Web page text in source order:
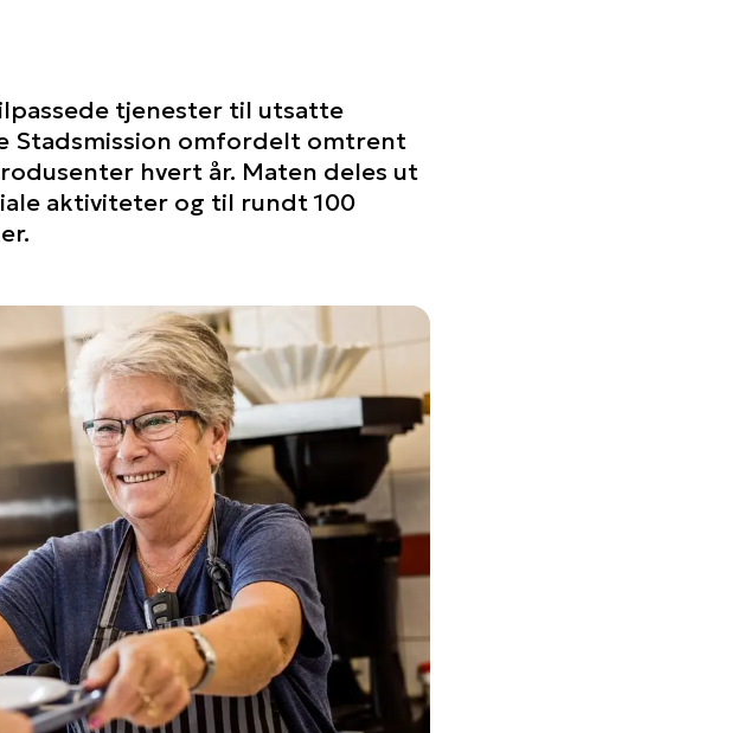
tjenester til utsatte
Stadsmission omfordelt omtrent
hvert år. Maten deles ut
aktiviteter og til rundt 100